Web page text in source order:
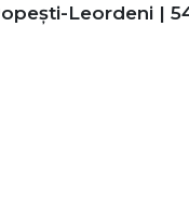
Leordeni |